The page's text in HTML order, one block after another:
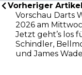
Vorheriger Artikel
Vorschau Darts
2026 am
Jetzt geht’s los
Schindler,
und James Wade